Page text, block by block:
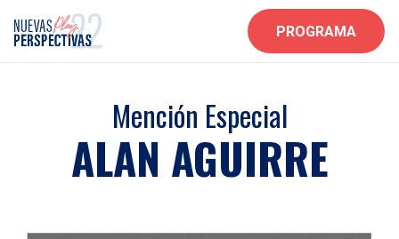
PROGRAMA
Mención Especial
ALAN AGUIRRE